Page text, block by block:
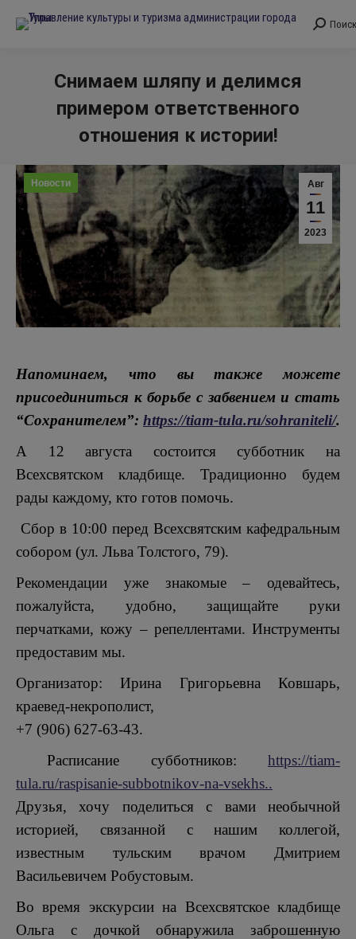
Поиск:
Поиск
Снимаем шляпу и делимся
примером ответственного
отношения к истории!
Авг
11
2023
Новости
Напоминаем, что вы также можете
присоединиться к борьбе с забвением и стать
“Сохранителем”: https://tiam-tula.ru/sohraniteli/.
А 12 августа состоится субботник на
Всехсвятском кладбище. Традиционно будем
рады каждому, кто готов помочь.
Сбор в 10:00 перед Всехсвятским кафедральным
собором (ул. Льва Толстого, 79).
Рекомендации уже знакомые – одевайтесь,
пожалуйста, удобно, защищайте руки
перчатками, кожу – репеллентами. Инструменты
предоставим мы.
Организатор: Ирина Григорьевна Ковшарь,
краевед-некрополист,
+7 (906) 627-63-43.
Расписание субботников: https://tiam-
tula.ru/raspisanie-subbotnikov-na-vsekhs..
Друзья, хочу поделиться с вами необычной
историей, связанной с нашим коллегой,
известным тульским врачом Дмитрием
Васильевичем Робустовым.
Во время экскурсии на Всехсвятское кладбище
Ольга с дочкой обнаружила заброшенную